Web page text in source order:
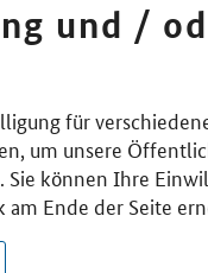
und /
für
um unsere
Sie können Ihre
Ende der Seite